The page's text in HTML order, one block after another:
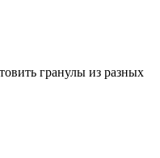
гранулы из разных